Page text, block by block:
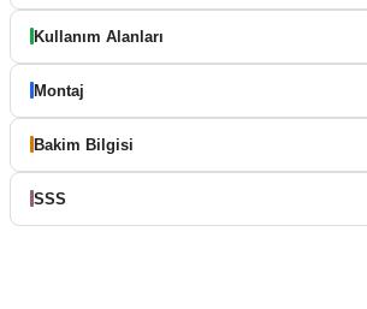
Kullanım Alanları
Montaj
Bakim Bilgisi
SSS